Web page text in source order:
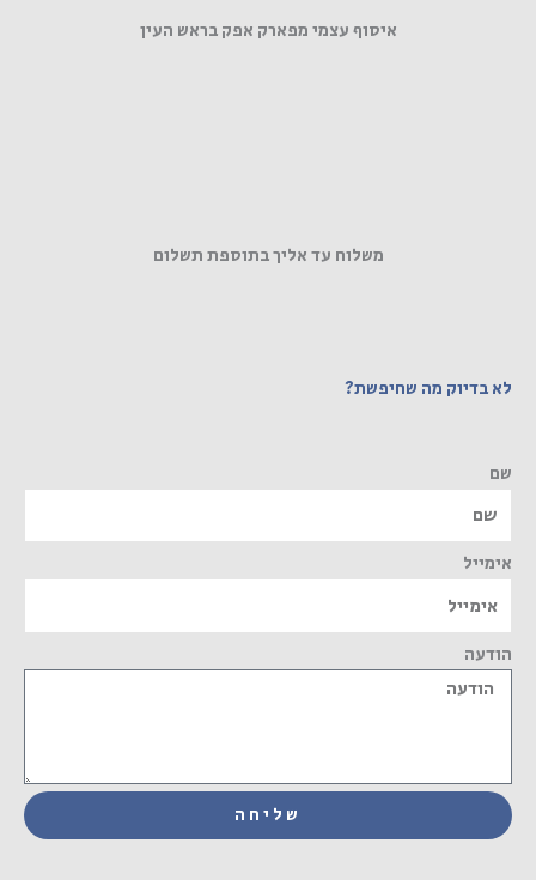
איסוף עצמי מפארק אפק בראש העין
משלוח עד אליך בתוספת תשלום
לא בדיוק מה שחיפשת?
שם
אימייל
הודעה
שליחה